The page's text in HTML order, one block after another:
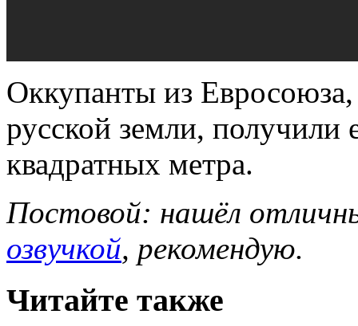
Оккупанты из Евросоюза,
русской земли,
квадратных метра.
Постовой: нашёл
озвучкой, рекомендую.
Читайте также